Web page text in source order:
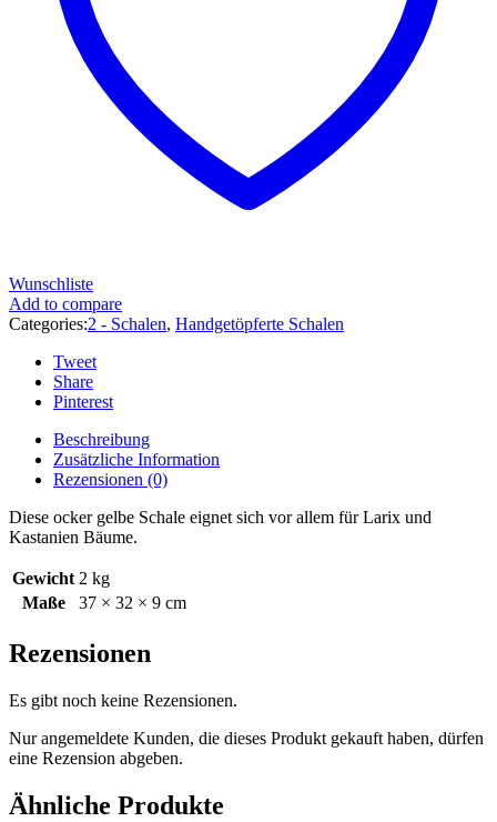
Wunschliste
Add to compare
Categories:2 - Schalen, Handgetöpferte Schalen
Tweet
Share
Pinterest
Beschreibung
Zusätzliche Information
Rezensionen (0)
Diese ocker gelbe Schale eignet sich vor allem für Larix und
Kastanien Bäume.
Gewicht 2 kg
Maße
37 × 32 × 9 cm
Rezensionen
Es gibt noch keine Rezensionen.
Nur angemeldete Kunden, die dieses Produkt gekauft haben, dürfen
eine Rezension abgeben.
Ähnliche Produkte